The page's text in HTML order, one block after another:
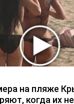
на пляже
когда их